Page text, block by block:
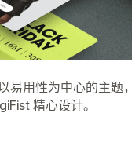
易用性为中心的主题
精心设计。